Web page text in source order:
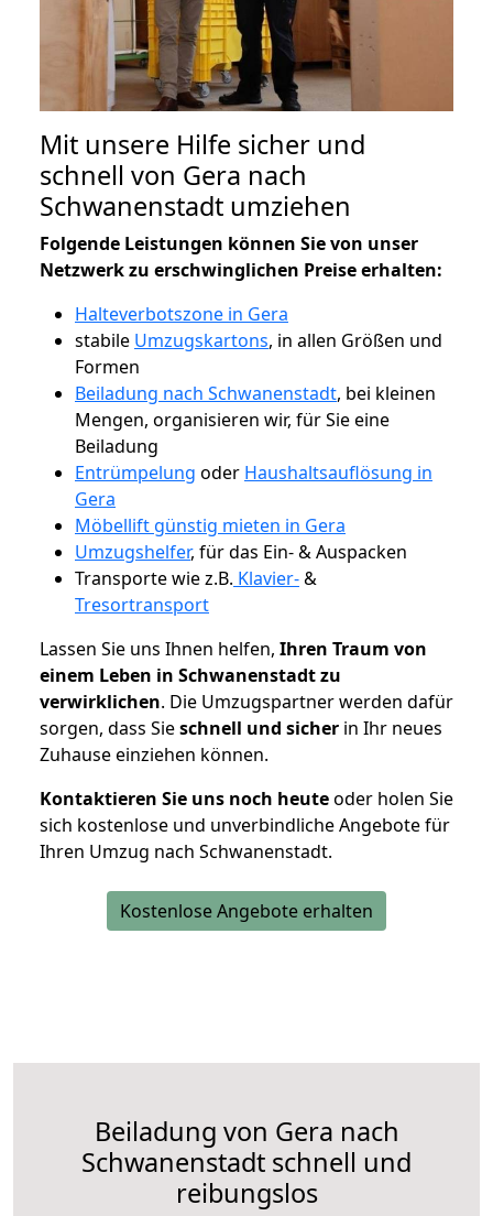
Mit unsere Hilfe sicher und
schnell von Gera nach
Schwanenstadt umziehen
Folgende Leistungen können Sie von unser
Netzwerk zu erschwinglichen Preise erhalten:
Halteverbotszone in Gera
stabile Umzugskartons, in allen Größen und
Formen
Beiladung nach Schwanenstadt, bei kleinen
Mengen, organisieren wir, für Sie eine
Beiladung
Entrümpelung oder Haushaltsauflösung in
Gera
Möbellift günstig mieten in Gera
Umzugshelfer, für das Ein- & Auspacken
Transporte wie z.B. Klavier-&
Tresortransport
Lassen Sie uns Ihnen helfen, Ihren Traum von
einem Leben in Schwanenstadt zu
verwirklichen. Die Umzugspartner werden dafür
sorgen, dass Sieschnell und sicher in Ihr neues
Zuhause einziehen können.
Kontaktieren Sie uns noch heuteoder holen Sie
sich kostenlose und unverbindliche Angebote für
Ihren Umzug nach Schwanenstadt.
Kostenlose Angebote erhalten
Beiladung von Gera nach
Schwanenstadt schnell und
reibungslos